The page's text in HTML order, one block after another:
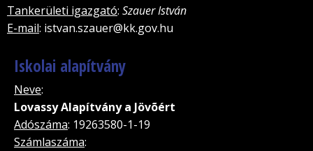
Tankerületi igazgató: Szauer István
E-mail: istvan.szauer@kk.gov.hu
Iskolai alapítvány
Neve:
Lovassy Alapítvány a Jövõért
Adószáma: 19263580-1-19
Számlaszáma: